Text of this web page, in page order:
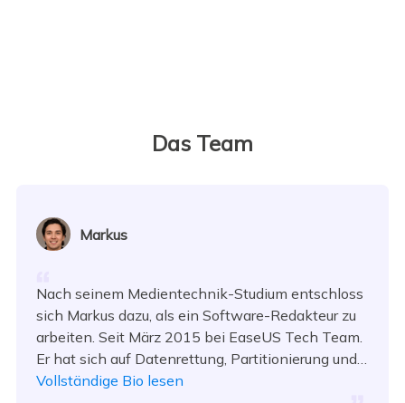
Das Team
Markus
Nach seinem Medientechnik-Studium entschloss
sich Markus dazu, als ein Software-Redakteur zu
arbeiten. Seit März 2015 bei EaseUS Tech Team.
Er hat sich auf Datenrettung, Partitionierung und
Datensicherung spezialisiert.…
Vollständige Bio lesen